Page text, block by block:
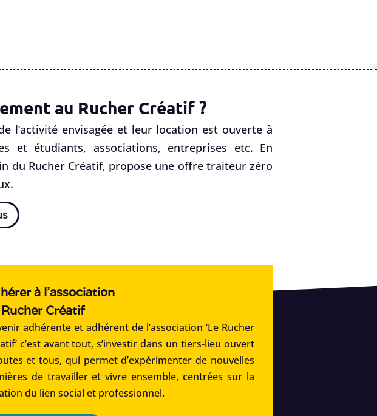
au Rucher Créatif ?
l’activité envisagée et leur location est ouverte à
et étudiants, associations, entreprises etc. En
du Rucher Créatif, propose une offre traiteur zéro
à l'association
Rucher Créatif
adhérente et adhérent de l’association ‘Le Rucher
c’est avant tout, s’investir dans un tiers-lieu ouvert
et tous, qui permet d’expérimenter de nouvelles
de travailler et vivre ensemble, centrées sur la
du lien social et professionnel.